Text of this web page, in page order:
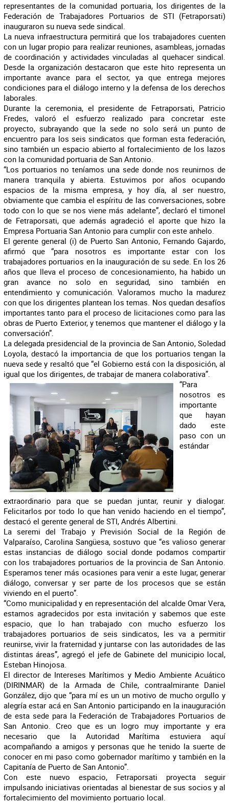
representantes de la comunidad portuaria, los dirigentes de la
Federación de Trabajadores Portuarios de STI (Fetraporsati)
inauguraron su nueva sede sindical.
La nueva infraestructura permitirá que los trabajadores cuenten
con un lugar propio para realizar reuniones, asambleas, jornadas
de coordinación y actividades vinculadas al quehacer sindical.
Desde la organización destacaron que este hito representa un
importante avance para el sector, ya que entrega mejores
condiciones para el diálogo interno y la defensa de los derechos
laborales.
Durante la ceremonia, el presidente de Fetraporsati, Patricio
Fredes, valoró el esfuerzo realizado para concretar este
proyecto, subrayando que la sede no solo será un punto de
encuentro para los seis sindicatos que forman esta federación,
sino también un espacio abierto al fortalecimiento de los lazos
con la comunidad portuaria de San Antonio.
“Los portuarios no teníamos una sede donde nos reunirnos de
manera tranquila y abierta. Estuvimos por años ocupando
espacios de la misma empresa, y hoy día, al ser nuestro,
obviamente que cambia el espíritu de las conversaciones, sobre
todo con lo que se nos viene más adelante”, declaró el timonel
de Fetraporsati, que además agradeció el aporte que hizo la
Empresa Portuaria San Antonio para cumplir con este anhelo.
El gerente general (i) de Puerto San Antonio, Fernando Gajardo,
afirmó que “para nosotros es importante estar con los
trabajadores portuarios en la inauguración de su sede. En los 26
años que lleva el proceso de concesionamiento, ha habido un
gran avance no solo en seguridad, sino también en
entendimiento y comunicación. Valoramos mucho la madurez
con que los dirigentes plantean los temas. Nos quedan desafíos
importantes tanto para el proceso de licitaciones como para las
obras de Puerto Exterior, y tenemos que mantener el diálogo y la
conversación”.
La delegada presidencial de la provincia de San Antonio, Soledad
Loyola, destacó la importancia de que los portuarios tengan la
nueva sede y resaltó que “el Gobierno está con la disposición, al
igual que los dirigentes, de trabajar de manera colaborativa”.
“Para
nosotros es
importante
que hayan
dado este
paso con un
estándar
extraordinario para que se puedan juntar, reunir y dialogar.
Felicitarlos por todo lo que han venido haciendo en el tiempo”,
destacó el gerente general de STI, Andrés Albertini.
La seremi del Trabajo y Previsión Social de la Región de
Valparaíso, Carolina Sangüesa, sostuvo que “es valioso generar
estas instancias de diálogo social donde podamos compartir
con los trabajadores portuarios de la provincia de San Antonio.
Esperamos tener más ocasiones para venir a este lugar, generar
diálogo, conversar y ser parte de los procesos que se están
viviendo en el puerto”.
“Como municipalidad y en representación del alcalde Omar Vera,
estamos agradecidos por esta invitación y sabemos que este
espacio, que lo han trabajado con mucho esfuerzo los
trabajadores portuarios de seis sindicatos, les va a permitir
reunirse, vivir la fraternidad y juntarse con las autoridades de las
distintas áreas”, agregó el jefe de Gabinete del municipio local,
Esteban Hinojosa.
El director de Intereses Marítimos y Medio Ambiente Acuático
(DIRINMAR) de la Armada de Chile, contraalmirante Daniel
González, dijo que “para mí es un un motivo de mucho orgullo y
alegría estar acá en San Antonio participando en la inauguración
de esta sede para la Federación de Trabajadores Portuarios de
San Antonio. Creo que es un logro muy importante y era
necesario que la Autoridad Marítima estuviera aquí
acompañando a amigos y personas que he tenido la suerte de
conocer en mi paso como gobernador marítimo y también en la
Capitanía de Puerto de San Antonio”.
Con este nuevo espacio, Fetraporsati proyecta seguir
impulsando iniciativas orientadas al bienestar de sus socios y al
fortalecimiento del movimiento portuario local.